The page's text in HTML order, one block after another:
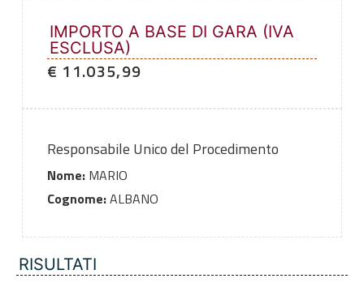
IMPORTO A BASE DI GARA (IVA
ESCLUSA)
€ 11.035,99
Responsabile Unico del Procedimento
Nome:MARIO
Cognome:ALBANO
RISULTATI